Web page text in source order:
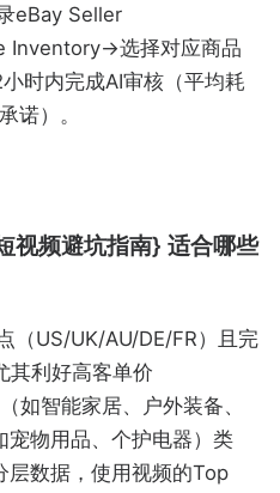
eBay Seller
选择对应商品
时内完成AI审核（平均耗
诺）。
频避坑指南} 适合哪些
（US/UK/AU/DE/FR）且完
其利好高客单价
如智能家居、户外装备、
宠物用品、个护电器）类
数据，使用视频的Top